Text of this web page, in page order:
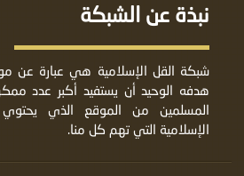
نبذة عن الشبكة
شبكة القل الإسلامية هي عبارة عن
هدفه الوحيد أن يستفيد أكبر عدد
المسلمين من الموقع الذي يحتوي
الإسلامية التي تهم كل منا.